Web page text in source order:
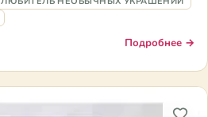
Подробнее →